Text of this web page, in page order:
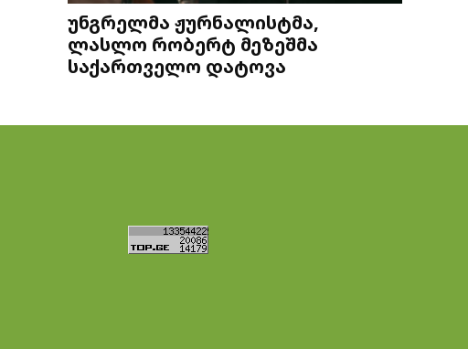
უნგრელმა ჟურნალისტმა,
ლასლო რობერტ მეზეშმა
საქართველო დატოვა